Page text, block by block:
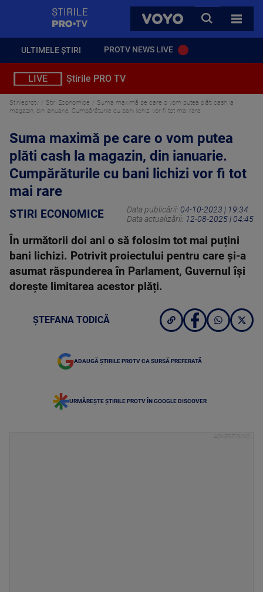
VOYO
CAUTA
TOATE
ULTIMELE ȘTIRI PROTV NEWS LIVE
LIVE Știrile PRO TV
Stirileprotv Stiri Economice
Suma maximă pe care o vom putea plăti cash la
magazin, din ianuarie. Cumpărăturile cu bani lichizi vor fi tot mai rare
Suma maximă pe care o vom putea
plăti cash la magazin, din ianuarie.
Cumpărăturile cu bani lichizi vor fi tot
mai rare
STIRI ECONOMICE Data publicării: 04-10-2023 | 19:34
Data actualizării: 12-08-2025 | 04:45
În următorii doi ani o să folosim tot mai puțini
bani lichizi. Potrivit proiectului pentru care și-a
asumat răspunderea în Parlament, Guvernul își
dorește limitarea acestor plăți.
ȘTEFANA TODICĂ
ADAUGĂ ȘTIRILE PROTV CA SURSĂ PREFERATĂ
URMĂREȘTE ȘTIRILE PROTV ÎN GOOGLE DISCOVER